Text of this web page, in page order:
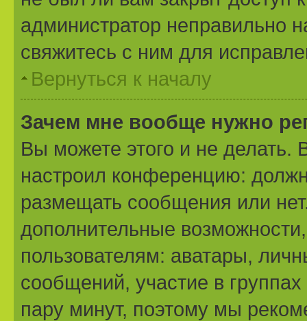
администратор неправильно
свяжитесь с ним для
Вернуться к началу
Зачем мне вообще нужно
Вы можете этого и не делать.
настроил конференцию:
размещать сообщения или
дополнительные
пользователям: аватары,
сообщений, участие в
пару минут, поэтому мы